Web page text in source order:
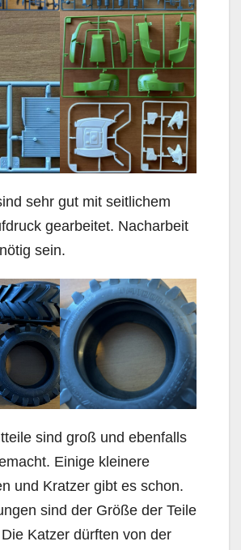
sehr gut mit seitlichem
gearbeitet. Nacharbeit
sein.
sind groß und ebenfalls
Einige kleinere
und Kratzer gibt es schon.
sind der Größe der Teile
Katzer dürften von der